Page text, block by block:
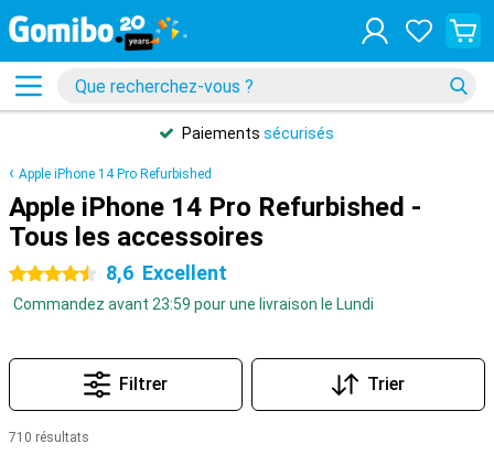
Paiements sécurisés
Apple iPhone 14 Pro Refurbished
Apple iPhone 14 Pro Refurbished -
Tous les accessoires
4.5 étoiles 8,6 Excellent
Commandez avant 23:59 pour une livraison le Lundi
Filtrer Trier
710 résultats